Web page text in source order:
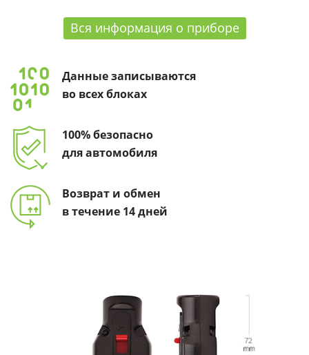
Вся информация о приборе
Данные записываются
во всех блоках
100% безопасно
для автомобиля
Возврат и обмен
в течение 14 дней